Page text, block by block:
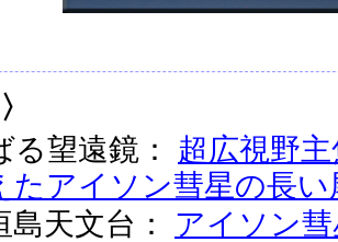
る望遠鏡： 超広視野
たアイソン彗星の長い
島天文台： アイソン